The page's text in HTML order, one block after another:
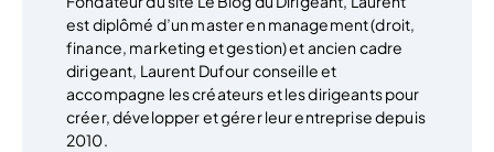
est diplômé d’un master en management (droit,
finance, marketing et gestion) et ancien cadre
dirigeant, Laurent Dufour conseille et
accompagne les créateurs et les dirigeants pour
créer, développer et gérer leur entreprise depuis
2010.